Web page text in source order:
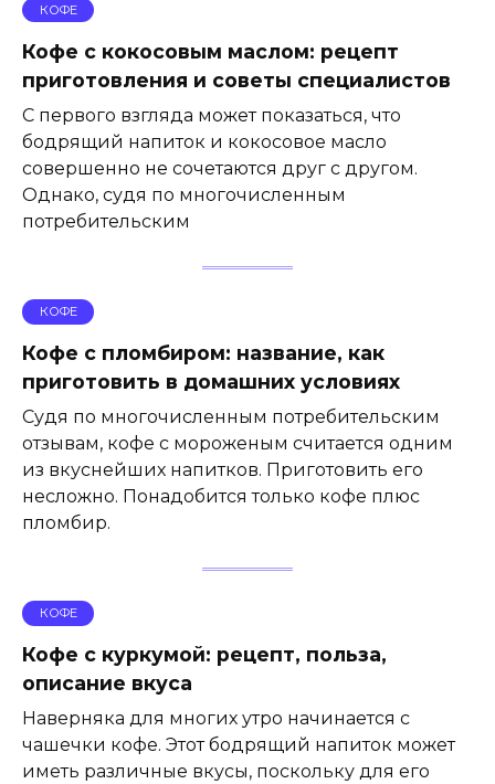
КОФЕ
Кофе с кокосовым маслом: рецепт
приготовления и советы специалистов
С первого взгляда может показаться, что
бодрящий напиток и кокосовое масло
совершенно не сочетаются друг с другом.
Однако, судя по многочисленным
потребительским
КОФЕ
Кофе с пломбиром: название, как
приготовить в домашних условиях
Судя по многочисленным потребительским
отзывам, кофе с мороженым считается одним
из вкуснейших напитков. Приготовить его
несложно. Понадобится только кофе плюс
пломбир.
КОФЕ
Кофе с куркумой: рецепт, польза,
описание вкуса
Наверняка для многих утро начинается с
чашечки кофе. Этот бодрящий напиток может
иметь различные вкусы, поскольку для его